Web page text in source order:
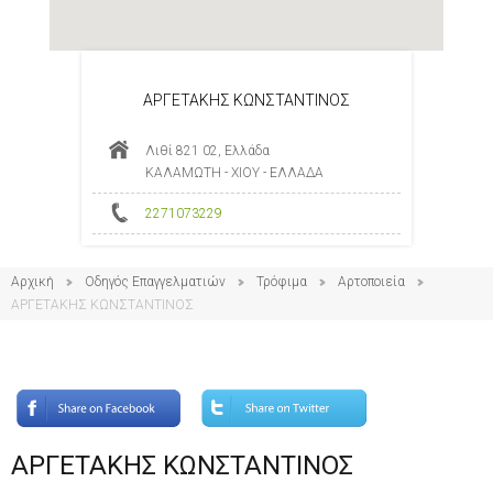
ΑΡΓΕΤΑΚΗΣ ΚΩΝΣΤΑΝΤΙΝΟΣ
Λιθί 821 02, Ελλάδα
ΚΑΛΑΜΩΤΗ - ΧΙΟΥ - ΕΛΛΑΔΑ
2271073229
Αρχική Οδηγός Επαγγελματιών Τρόφιμα
Αρτοποιεία
ΑΡΓΕΤΑΚΗΣ ΚΩΝΣΤΑΝΤΙΝΟΣ
ΑΡΓΕΤΑΚΗΣ ΚΩΝΣΤΑΝΤΙΝΟΣ